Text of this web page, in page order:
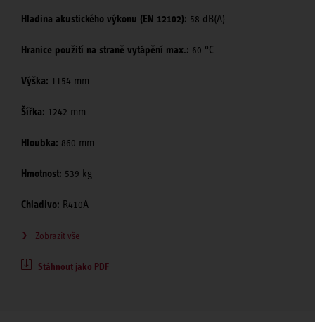
Hladina akustického výkonu (EN 12102): 58 dB(A)
Hranice použití na straně vytápění max.: 60 °C
Výška: 1154 mm
Šířka: 1242 mm
Hloubka: 860 mm
Hmotnost: 539 kg
Chladivo: R410A
Zobrazit vše
Stáhnout jako PDF